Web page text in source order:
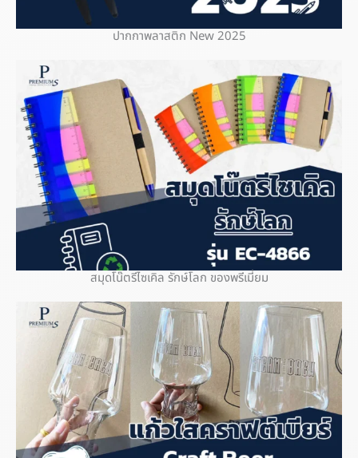
ปากกาพลาสติก New 2025
สมุดโน๊ตรีไซเคิล รักษ์โลก ของพรีเมี่ยม